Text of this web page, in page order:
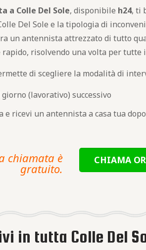
a Colle Del Sole, disponibile h24, ti
Del Sole e la tipologia di
un antennista attrezzato di tutto
risolvendo una volta per tutte
di scegliere la modalità di
(lavorativo) successivo
ricevi un antennista a casa tua dopo
chiamata è
gratuito.
CHIAMA
in tutta Colle Del